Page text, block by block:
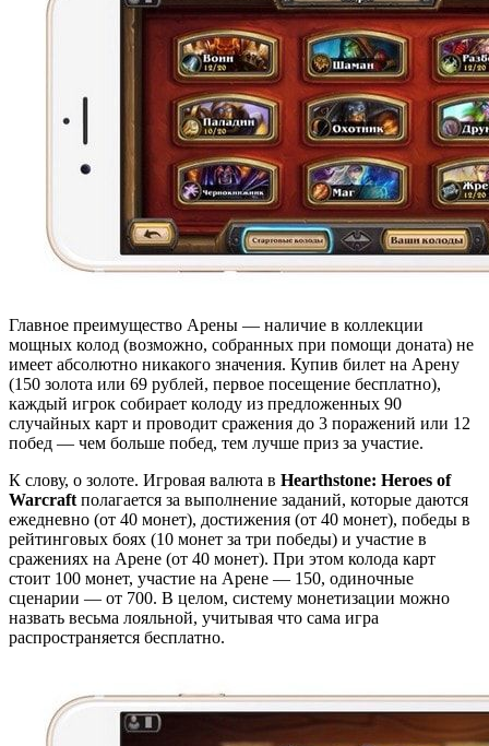
Главное преимущество Арены — наличие в коллекции
мощных колод (возможно, собранных при помощи доната) не
имеет абсолютно никакого значения. Купив билет на Арену
(150 золота или 69 рублей, первое посещение бесплатно),
каждый игрок собирает колоду из предложенных 90
случайных карт и проводит сражения до 3 поражений или 12
побед — чем больше побед, тем лучше приз за участие.
К слову, о золоте. Игровая валюта в Hearthstone: Heroes of
Warcraft полагается за выполнение заданий, которые даются
ежедневно (от 40 монет), достижения (от 40 монет), победы в
рейтинговых боях (10 монет за три победы) и участие в
сражениях на Арене (от 40 монет). При этом колода карт
стоит 100 монет, участие на Арене — 150, одиночные
сценарии — от 700. В целом, систему монетизации можно
назвать весьма лояльной, учитывая что сама игра
распространяется бесплатно.